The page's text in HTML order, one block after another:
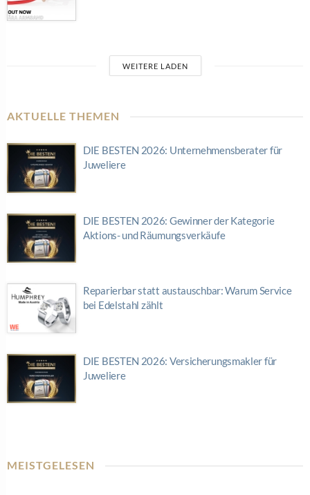
WEITERE LADEN
AKTUELLE THEMEN
DIE BESTEN 2026: Unternehmensberater für
Juweliere
DIE BESTEN 2026: Gewinner der Kategorie
Aktions- und Räumungsverkäufe
Reparierbar statt austauschbar: Warum Service
bei Edelstahl zählt
DIE BESTEN 2026: Versicherungsmakler für
Juweliere
MEISTGELESEN